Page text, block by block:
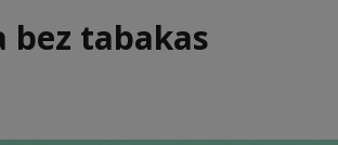
bez tabakas